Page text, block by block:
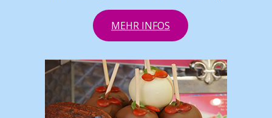
MEHR INFOS